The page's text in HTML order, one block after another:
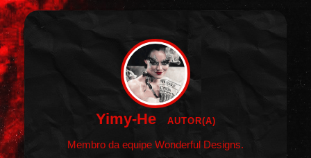
Yimy-He AUTOR(A)
Membro da equipe Wonderful Designs.